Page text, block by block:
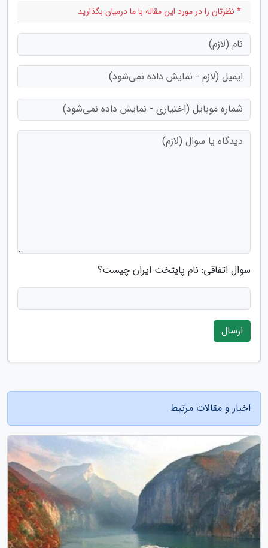
* نظرتان را در مورد این مقاله با ما درمیان بگذارید
سوال اتفاقی: نام پایتخت ایران چیست؟
ارسال
اخبار و مقالات مرتبط